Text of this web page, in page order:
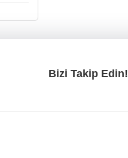
Bizi Takip Edin!